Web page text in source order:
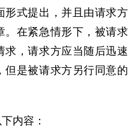
式提出，并且由请求方
。在紧急情形下，被请求
求，请求方应当随后迅速
但是被请求方另行同意的
内容：